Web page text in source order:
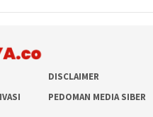
DISCLAIMER
PEDOMAN MEDIA SIBER